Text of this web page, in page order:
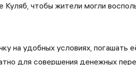
чтобы жители могли
удобных условиях, погашать
для совершения денежных